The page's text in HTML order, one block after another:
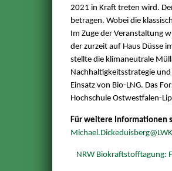
2021 in Kraft treten wird.
betragen. Wobei die
Im Zuge der Veranstaltung
der zurzeit auf Haus Düsse
stellte die klimaneutrale
Nachhaltigkeitsstrategie
Einsatz von Bio-LNG. Das
Hochschule Ostwestfalen-
Für weitere Informationen
NRW Biokraftstofftagung: